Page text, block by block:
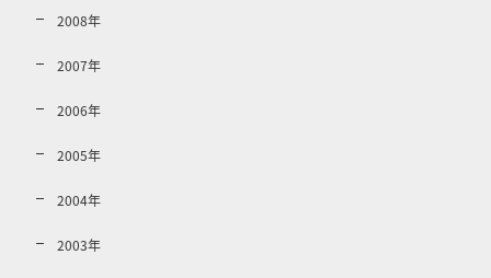
2008年
2007年
2006年
2005年
2004年
2003年